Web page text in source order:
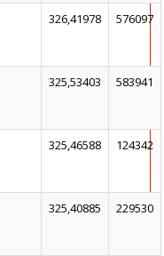
326,41978 576097
325,53403 583941
325,46588 124342
325,40885 229530